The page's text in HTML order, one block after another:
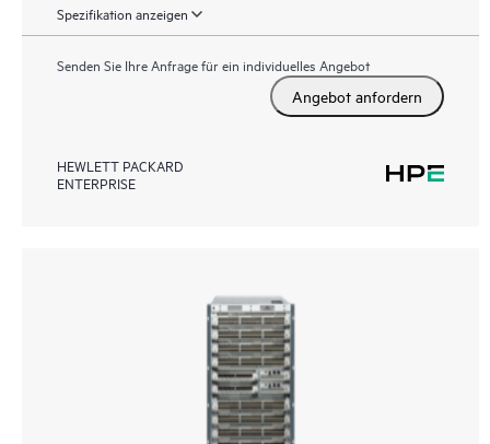
Spezifikation anzeigen
Senden Sie Ihre Anfrage für ein individuelles Angebot
Angebot anfordern
HEWLETT PACKARD
ENTERPRISE